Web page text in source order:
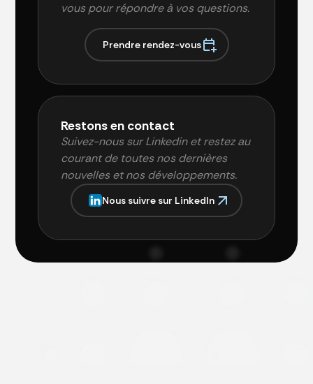
vous pour répondre à vos questions.
Prendre rendez-vous
Restons en contact
Suivez-nous sur Linkedin et restez au
courant de toutes nos dernières
nouvelles et nos développements.
Nous suivre sur LinkedIn